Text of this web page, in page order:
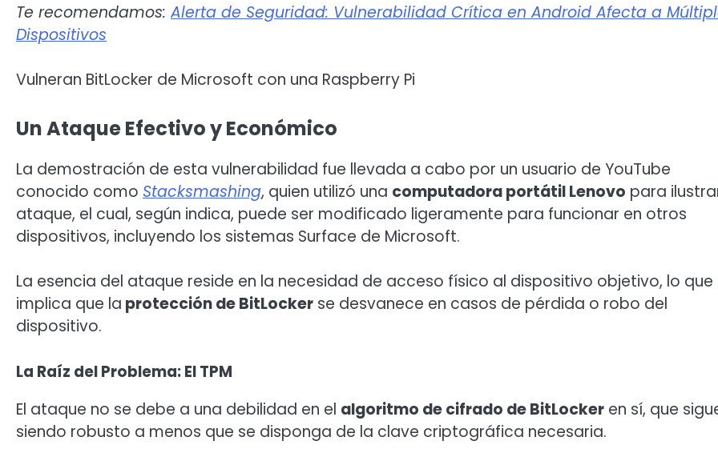
Te recomendamos: Alerta de Seguridad: Vulnerabilidad Crítica en Android Afecta a
Dispositivos
Vulneran BitLocker de Microsoft con una Raspberry Pi
Un Ataque Efectivo y Económico
La demostración de esta vulnerabilidad fue llevada a cabo por un usuario de YouTube
conocido como Stacksmashing, quien utilizó una computadora portátil Lenovo para
ataque, el cual, según indica, puede ser modificado ligeramente para funcionar en otros
dispositivos, incluyendo los sistemas Surface de Microsoft.
La esencia del ataque reside en la necesidad de acceso físico al dispositivo objetivo, lo que
implica que la protección de BitLocker se desvanece en casos de pérdida o robo del
dispositivo.
La Raíz del Problema: El TPM
El ataque no se debe a una debilidad en el algoritmo de cifrado de BitLocker en sí, que
siendo robusto a menos que se disponga de la clave criptográfica necesaria.